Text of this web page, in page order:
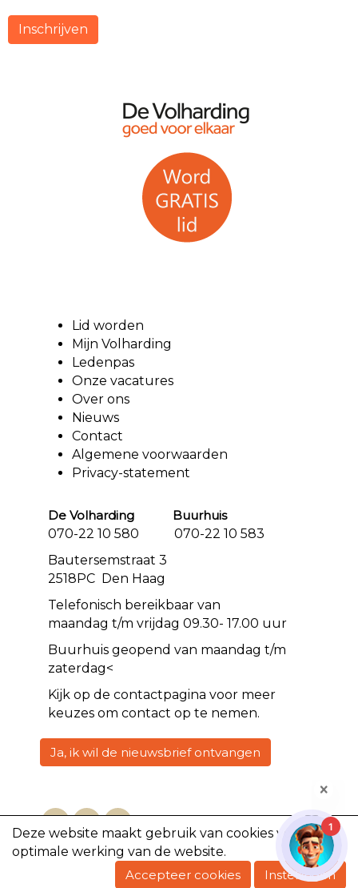
Deze website maakt gebruik van cookies voor een
optimale werking van de website.
Accepteer cookies
Instellingen
Inschrijven
Lid worden
Mijn Volharding
Ledenpas
Onze vacatures
Over ons
Nieuws
Contact
Algemene voorwaarden
Privacy-statement
De Volharding Buurhuis
070-22 10 580 070-22 10 583
Bautersemstraat 3
2518PC Den Haag
Telefonisch bereikbaar van
maandag t/m vrijdag 09.30- 17.00 uur
Buurhuis geopend van maandag t/m
zaterdag<
Kijk op de contactpagina voor meer
keuzes om contact op te nemen.
Ja, ik wil de nieuwsbrief ontvangen
Copyright @2023, De Volharding
1